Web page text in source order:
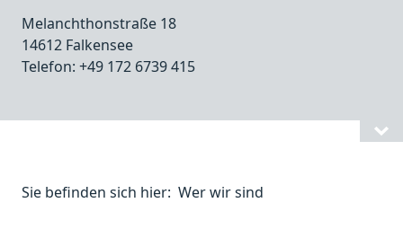
Melanchthonstraße 18
14612 Falkensee
Telefon: +49 172 6739 415
Sie befinden sich hier: Wer wir sind